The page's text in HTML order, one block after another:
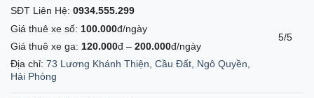
SĐT Liên Hệ: 0934.555.299
Giá thuê xe số: 100.000đ/ngày
Giá thuê xe ga: 120.000đ – 200.000đ/ngày
Địa chỉ: 73 Lương Khánh Thiện, Cầu Đất, Ngô Quyền,
Hải Phòng
5/5